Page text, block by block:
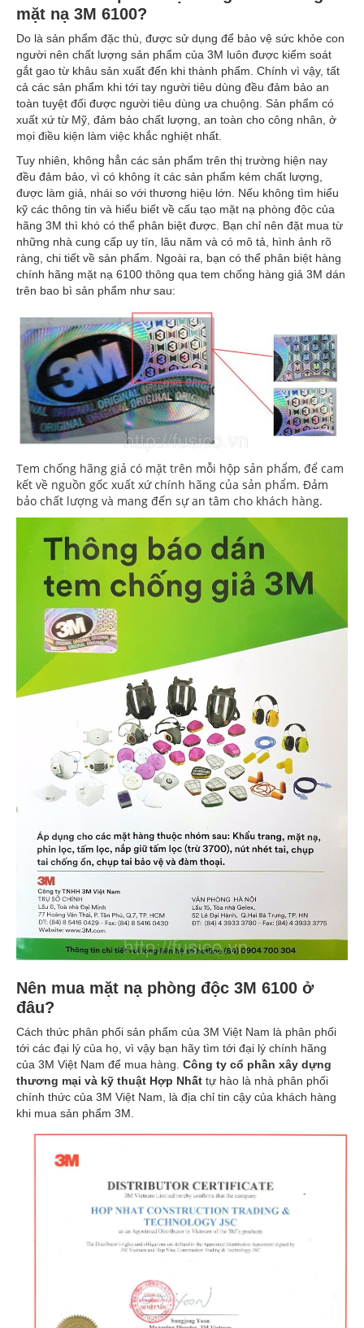
mặt nạ 3M 6100?
Do là sản phẩm đặc thù, được sử dụng để bảo vệ sức khỏe con
người nên chất lượng sản phẩm của 3M luôn được kiểm soát
gắt gao từ khâu sản xuất đến khi thành phẩm. Chính vì vậy, tất
cả các sản phẩm khi tới tay người tiêu dùng đều đảm bảo an
toàn tuyệt đối được người tiêu dùng ưa chuộng. Sản phẩm có
xuất xứ từ Mỹ, đảm bảo chất lượng, an toàn cho công nhân, ở
mọi điều kiện làm việc khắc nghiệt nhất.
Tuy nhiên, không hẳn các sản phẩm trên thị trường hiện nay
đều đảm bảo, vì có không ít các sản phẩm kém chất lượng,
được làm giả, nhái so với thương hiệu lớn. Nếu không tìm hiểu
kỹ các thông tin và hiểu biết về cấu tạo mặt nạ phòng độc của
hãng 3M thì khó có thể phân biệt được. Bạn chỉ nên đặt mua từ
những nhà cung cấp uy tín, lâu năm và có mô tả, hình ảnh rõ
ràng, chi tiết về sản phẩm. Ngoài ra, bạn có thể phân biệt hàng
chính hãng mặt nạ 6100 thông qua tem chống hàng giả 3M dán
trên bao bì sản phẩm như sau:
Tem chống hãng giả có mặt trên mỗi hộp sản phẩm, để cam
kết về nguồn gốc xuất xứ chính hãng của sản phẩm. Đảm
bảo chất lượng và mang đến sự an tâm cho khách hàng.
Nên mua mặt nạ phòng độc 3M 6100 ở
đâu?
Cách thức phân phối sản phẩm của 3M Việt Nam là phân phối
tới các đại lý của họ, vì vậy bạn hãy tìm tới đại lý chính hãng
của 3M Việt Nam để mua hàng. Công ty cổ phần xây dựng
thương mại và kỹ thuật Hợp Nhất tự hào là nhà phân phối
chính thức của 3M Việt Nam, là địa chỉ tin cậy của khách hàng
khi mua sản phẩm 3M.